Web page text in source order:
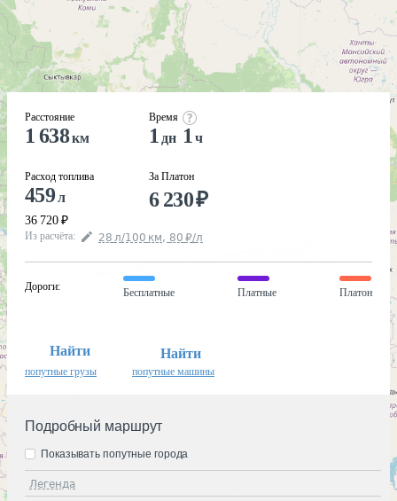
Расстояние
1 638км
Расход топлива
459л
36 720 ₽
Время
1 дн 1 ч
За Платон
6 230₽
Из расчёта: 28 л/100 км, 80 ₽/л
Дороги:
Бесплатные Платные Платон
Найти
попутные грузы
Найти
попутные машины
Подробный маршрут
Легенда
Показывать попутные города